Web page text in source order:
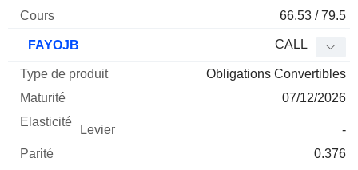
66.53 / 79.5
FAYOJB CALL
Obligations Convertibles
07/12/2026
-
0.376